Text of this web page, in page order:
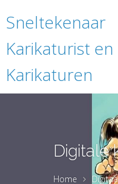
Sneltekenaar
Karikaturist en
Karikaturen
Digitale
Home